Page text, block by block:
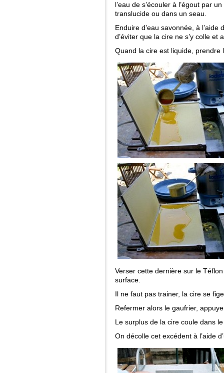
l’eau de s’écouler à l’égout par
translucide ou dans un seau.
Enduire d’eau savonnée, à
d’éviter que la cire ne s’y colle et
Quand la cire est liquide,
Verser cette dernière sur le
surface.
Il ne faut pas trainer, la cire se
Refermer alors le gaufrier,
Le surplus de la cire coule dans
On décolle cet excédent à l’aide